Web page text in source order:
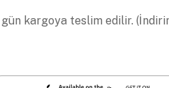
kargoya teslim edilir.